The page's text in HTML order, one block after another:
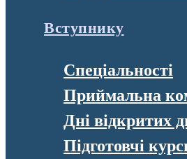
Вступнику
Спеціальності
Приймальна
Дні відкритих
Підготовчі